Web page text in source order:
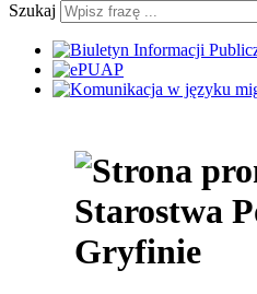
Szukaj